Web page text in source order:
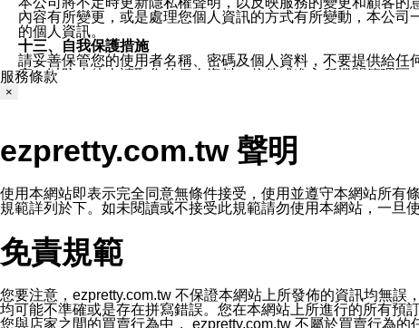
內容有所變更，或是處理您個人資訊的方式有所變動，本公
的個人資訊。
十三、自我保護措施
請妥善保管您的使用者名稱、密碼及個人資料，不要提供給
窗，以防止他人讀取您的個人資料、信件或進入所機關管理區。
本公司/本服務將以通知型訊息傳送重要訊息給您。即使未加
本公司/本服務傳送之通知型訊息以對您有效且重要的訊息為
2.該 LINE 帳號已在 LINE APP 設定中，同意接收通知型訊息。
3.LINE 帳號未封鎖傳送訊息之 LINE 官方帳號。
欲變更通知型訊息的設定，操作如下：
1.點選「主頁」＞「設定」
2.點選「隱私設定」
3.點選「提供使用資料」
5.開關「接收LINE通知型訊息」
❗️關閉「接收通知型訊息」後，將不會接收到來自任何企業官
服務條款
×
ezpretty.com.tw 聲明
使用本網站即表示完全同意無條件接受，使用並遵守本網站所有
規範詳列於下。如未閱讀或不接受此規範請勿使用本網站，一旦
免責規範
您要注意，ezpretty.com.tw 不保證本網站上所發佈的資訊均無
均可能不準確或是存在拼寫錯誤。您在本網站上所進行的所有預
您與店家之間的買賣行為中， ezpretty.com.tw 不屬於買賣行為